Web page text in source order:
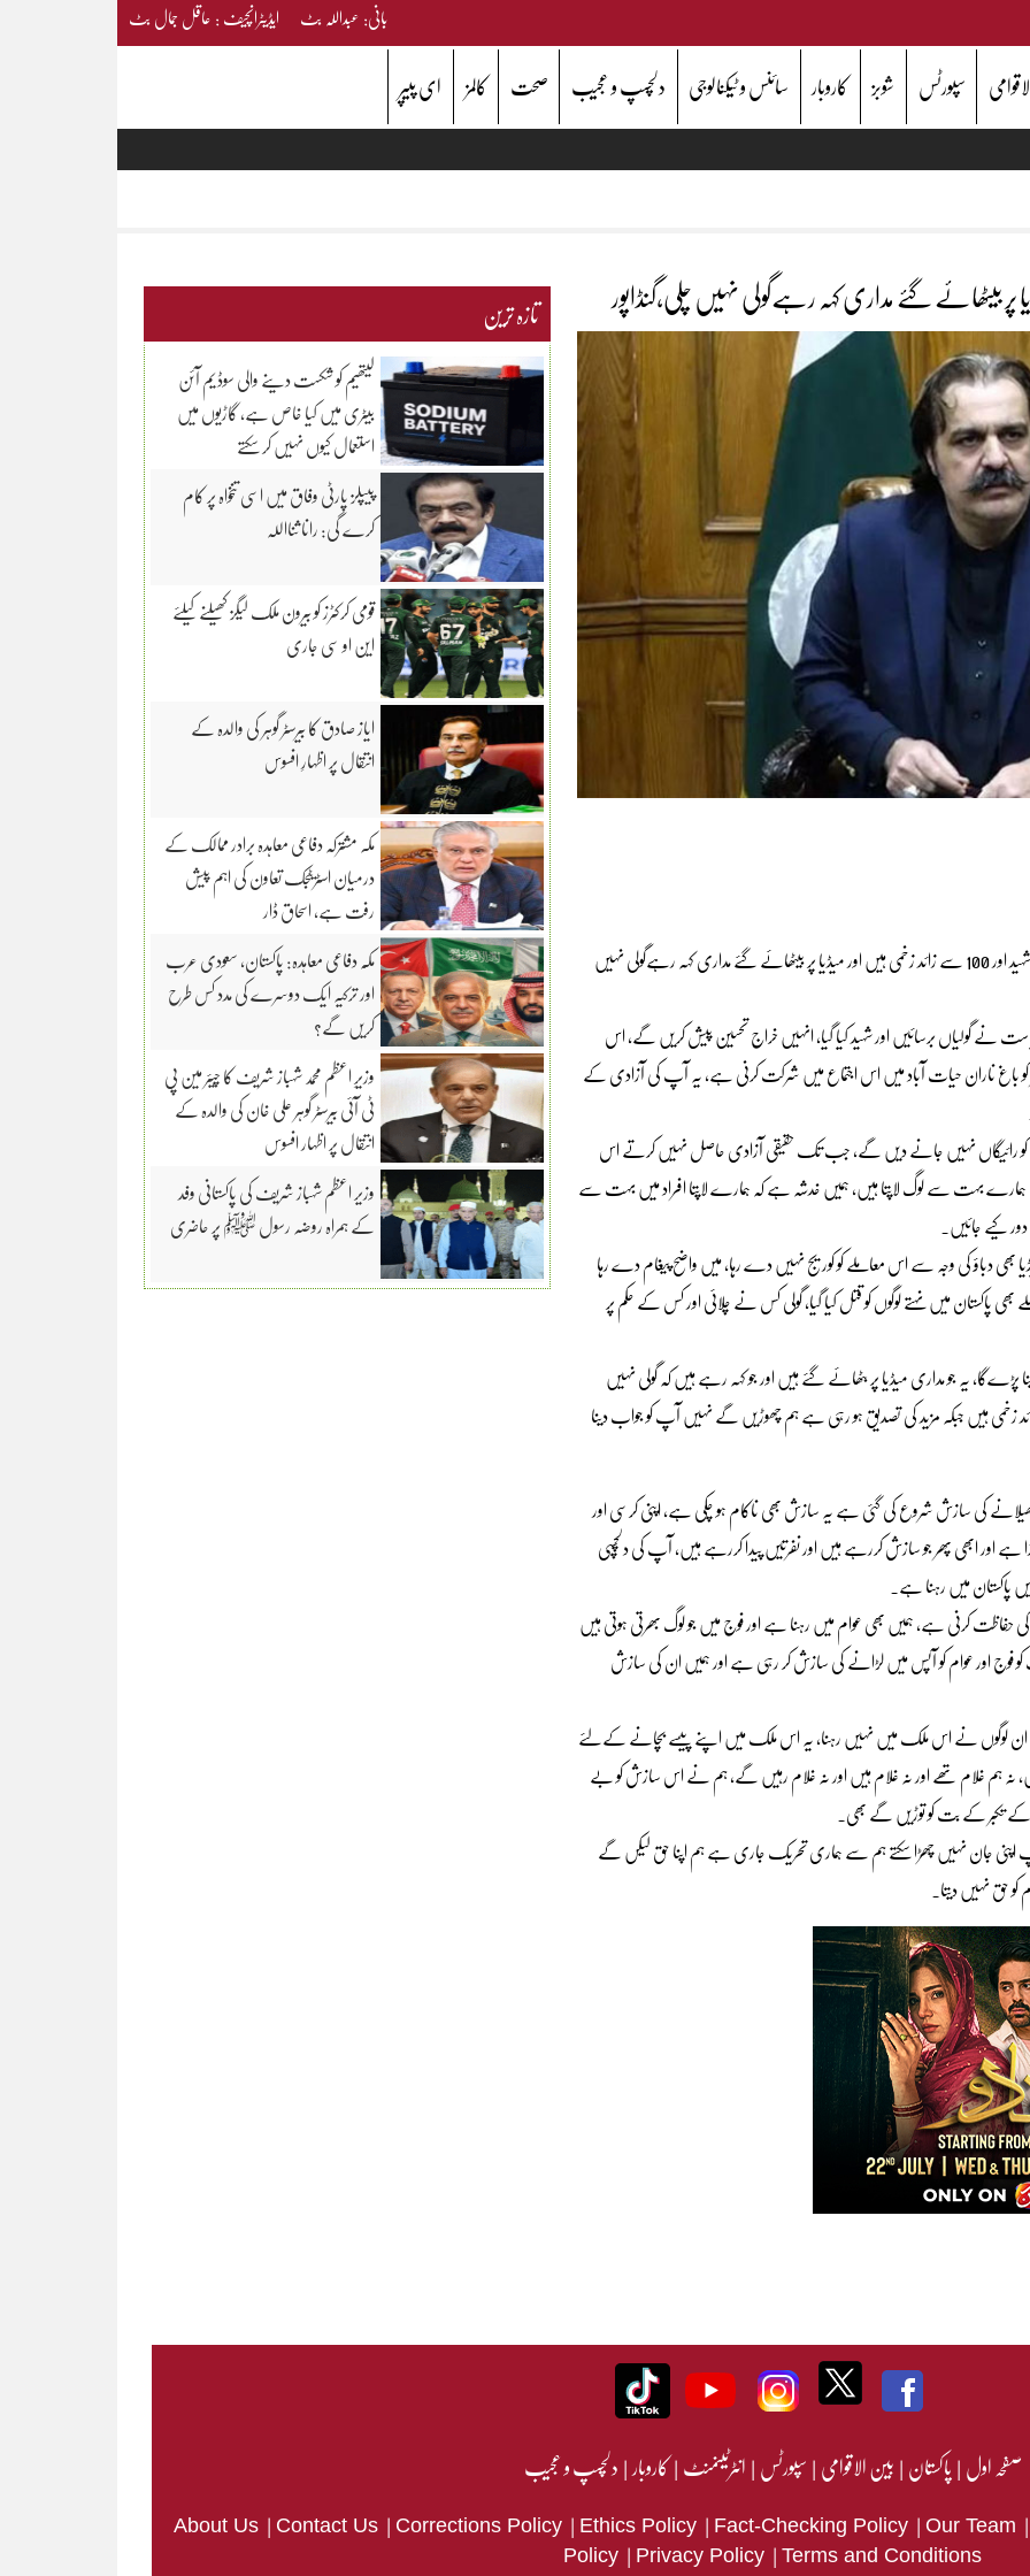
بانی: عبداللہ بٹ ایڈیٹرانچیف : عاقل جمال بٹ
سپورٹس شوبز کاروبار سائنس و ٹیکنالوجی دلچسپ و عجیب صحت کالمز ای پیپر
پشاور: وزیراعلیٰ خیبرپختونخوا علی امین گنڈا پور نے کہا ہے کہ ہمارے بارہ شہید اور 100 سے زائد زخمی ہیں اور میڈیا پر بیٹھائے گئے مداری کہہ رہےگولی نہیں
گولیاں برسائیں اور شہید کیا گیا، انہیں خراج تحسین پیش کریں گے، اس
زخمیوں کےلئے دعا بھی کریں گے، سب لوگوں کو 15 دسمبر کو باغ ناران حیات آباد میں اس اجتماع میں شرکت کرنی ہے، یہ آپ کی آزادی کے
کو رائیگاں نہیں جانے دیں گے، جب تک حقیقی آزادی حاصل نہیں کرتے اس
بہت سے لوگ لاپتا ہیں، ہمیں خدشہ ہے کہ ہمارے لاپتا افراد میں بہت سے
کیے جائیں۔
بھی دباؤ کی وجہ سے اس معاملے کو کوریج نہیں دے رہا، میں واضح پیغام دے رہا
پاکستان میں نہتے لوگوں کو قتل کیا گیا، گولی کس نے چلائی اور کس کے حکم پر
یہ جو مداری میڈیا پر بٹھائے گئے ہیں اور جو کہہ رہے ہیں کہ گولی نہیں
12 تصدیق شدہ شہدا ہیں اس کے علاوہ جو 100 سے زائد زخمی ہیں جبکہ مزید کی تصدیق ہو رہی ہے ہم چھوڑیں گے نہیں آپ کو جواب دینا
پھیلانے کی سازش شروع کی گئی ہے یہ سازش بھی ناکام ہو چکی ہے، اپنی کرسی اور
اور ابھی پھر جو سازش کررہے ہیں اور نفرتیں پیدا کررہے ہیں، آپ کی دلچسپی
پاکستان میں رہنا ہے۔
حفاظت کرنی ہے، ہمیں بھی عوام میں رہنا ہے اور فوج میں جو لوگ بھرتی ہوتی ہیں
اور عوام کو آپس میں لڑانے کی سازش کر رہی ہے اور ہمیں ان کی سازش
ان لوگوں نے اس ملک میں نہیں رہنا، یہ اس ملک میں اپنے پیسے بچانے کےلئے
نہ ہم غلام تھے اور نہ غلام ہیں اور نہ غلام رہیں گے، ہم نے اس سازش کو بے
کے تکبر کے بت کو توڑیں گے بھی۔
جان نہیں چھڑا سکتے ہم سے ہماری تحریک جاری ہے ہم اپنا حق لیکں گے
حق نہیں دیتا۔
تازہ ترین
لیتھیم کو شکست دینے والی سوڈیم آئن
بیٹری میں کیا خاص ہے، گاڑیوں میں
استعمال کیوں نہیں کر سکتے
پیپلز پارٹی وفاق میں اسی تنخواہ پر کام
کرے گی: رانا ثنااللہ
قومی کرکٹرز کو بیرون ملک لیگز کھیلنے کیلئے
این او سی جاری
ایاز صادق کا بیرسٹر گوہر کی والدہ کے
انتقال پر اظہارِ افسوس
مکہ مشترکہ دفاعی معاہدہ برادر ممالک کے
درمیان اسٹریٹجک تعاون کی اہم پیش
رفت ہے، اسحاق ڈار
مکّہ دفاعی معاہدہ: پاکستان، سعودی عرب
اور ترکیہ ایک دوسرے کی مدد کس طرح
کریں گے؟
وزیرِ اعظم محمد شہباز شریف کا چیئر مین پی
ٹی آئی بیرسٹر گوہر علی خان کی والدہ کے
انتقال پر اظہار افسوس
وزیر اعظم شہباز شریف کی پاکستانی وفد
کے ہمراہ روضہ رسول ﷺ پر حاضری
صفحہ اول|پاکستان|بین الاقوامی|سپورٹس|انٹرٹینمنٹ|کاروبار|دلچسپ و عجیب
About Us | Contact Us | Corrections Policy | Ethics Policy | Fact-Checking Policy | Our Team
Policy | Privacy Policy | Terms and Conditions